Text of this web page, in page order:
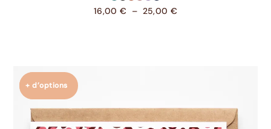
16,00 € – 25,00 €
+ d’options